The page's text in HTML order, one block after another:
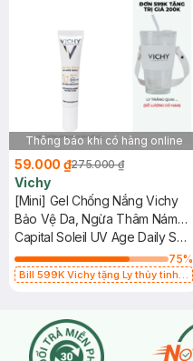
Thông báo khi có hàng online
59.000 ₫275.000 ₫
Vichy
[Mini] Gel Chống Nắng Vichy
Bảo Vệ Da, Ngừa Thâm Nám
15ml
Capital Soleil UV Age Daily SPF
50
75%
Bill 599K Vichy tặng Ly thủy tinh